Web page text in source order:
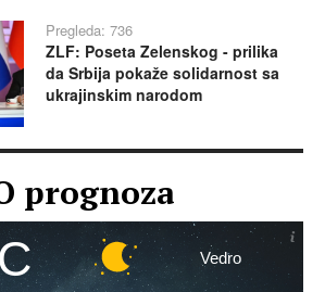
Pregleda: 736
ZLF: Poseta Zelenskog - prilika
da Srbija pokaže solidarnost sa
ukrajinskim narodom
prognoza
Vedro